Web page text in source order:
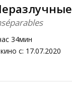
34мин
с: 17.07.2020